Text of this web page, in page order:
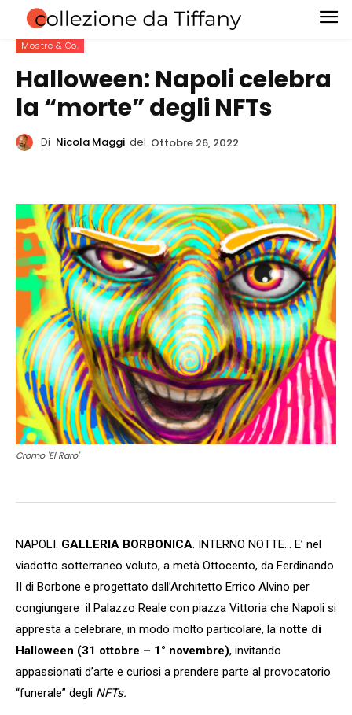
Mostre & Co.
Halloween: Napoli celebra
la “morte” degli NFTs
Di Nicola Maggi del Ottobre 26, 2022
Cromo 'El Raro'
NAPOLI. GALLERIA BORBONICA. INTERNO NOTTE… E’ nel
viadotto sotterraneo voluto, a metà Ottocento, da Ferdinando
II di Borbone e progettato dall’Architetto Errico Alvino per
congiungere il Palazzo Reale con piazza Vittoria che Napoli si
appresta a celebrare, in modo molto particolare, la notte di
Halloween (31 ottobre – 1° novembre), invitando
appassionati d’arte e curiosi a prendere parte al provocatorio
“funerale” degli NFTs.